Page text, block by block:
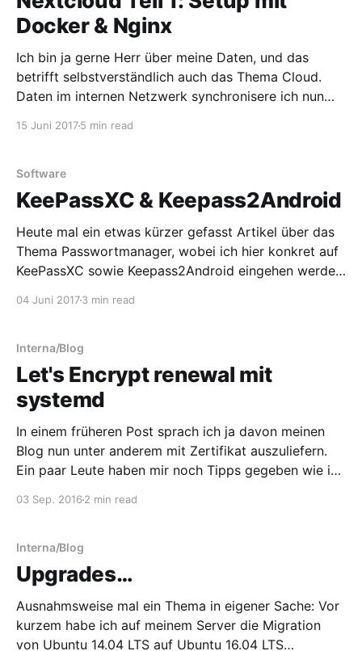
Docker & Nginx
Ich bin ja gerne Herr über meine Daten, und das
betrifft selbstverständlich auch das Thema Cloud.
Daten im internen Netzwerk synchronisere ich nun
Daten zugreifen die noch auf
15 Juni 20175 min read
Software
KeePassXC & Keepass2Android
Heute mal ein etwas kürzer gefasst Artikel über das
Thema Passwortmanager, wobei ich hier konkret auf
KeePassXC sowie Keepass2Android eingehen werde.
überleben zu können. Um sich die ganzen
04 Juni 20173 min read
Interna/Blog
Let's Encrypt renewal mit
systemd
In einem früheren Post sprach ich ja davon meinen
Blog nun unter anderem mit Zertifikat auszuliefern.
Ein paar Leute haben mir noch Tipps gegeben wie ich
läuft das auch ganz gut. Keine negativen
03 Sep. 2016 2 min read
Interna/Blog
Upgrades…
Ausnahmsweise mal ein Thema in eigener Sache: Vor
kurzem habe ich auf meinem Server die Migration
von Ubuntu 14.04 LTS auf Ubuntu 16.04 LTS